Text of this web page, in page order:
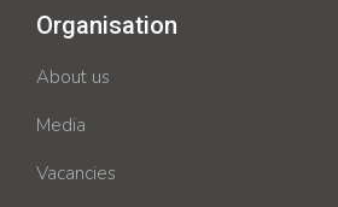
Organisation
About us
Media
Vacancies